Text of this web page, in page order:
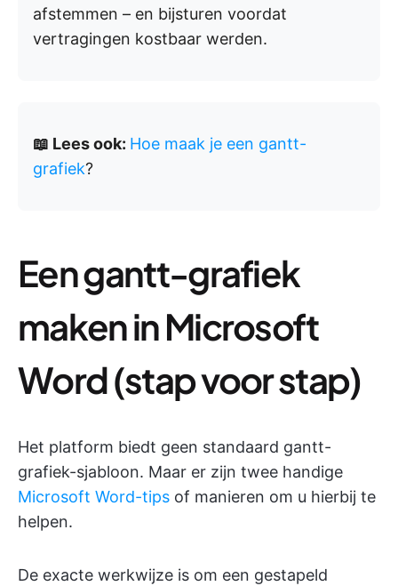
afstemmen – en bijsturen voordat
vertragingen kostbaar werden.
📖 Lees ook: Hoe maak je een gantt-
grafiek?
Een gantt-grafiek
maken in Microsoft
Word (stap voor stap)
Het platform biedt geen standaard gantt-
grafiek-sjabloon. Maar er zijn twee handige
Microsoft Word-tips of manieren om u hierbij te
helpen.
De exacte werkwijze is om een gestapeld